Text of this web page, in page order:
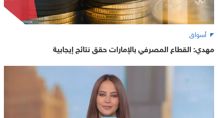
أسواق
مهدي: القطاع المصرفي بالإمارات حقق نتائج إيجابية